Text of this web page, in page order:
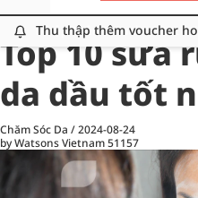
Thu thập thêm voucher
All
Chăm Sóc Cá Nhân
Top 10 sữa
da dầu tốt
Chăm Sóc Da /2024-08-24
by Watsons Vietnam51157